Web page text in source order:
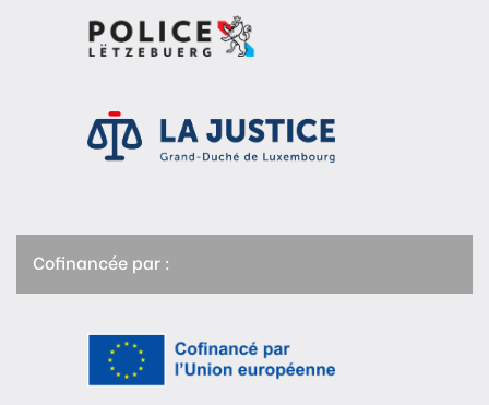
Cofinancée par :